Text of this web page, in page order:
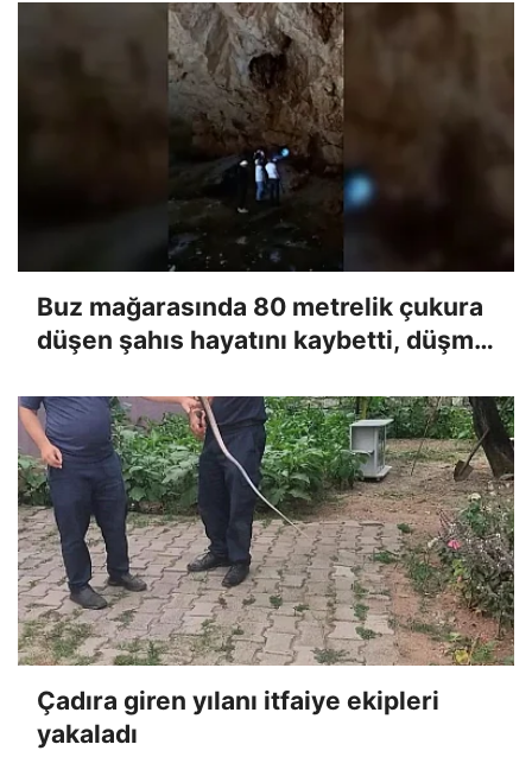
Buz mağarasında 80 metrelik çukura
düşen şahıs hayatını kaybetti, düşme
Çadıra giren yılanı itfaiye ekipleri
yakaladı